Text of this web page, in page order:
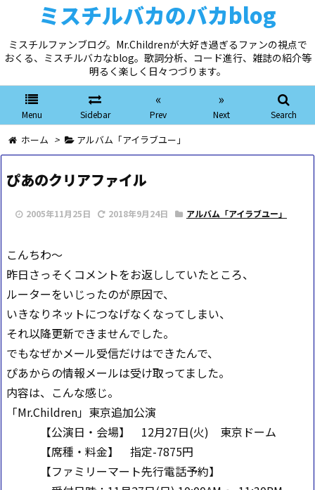
ミスチルバカのバカblog
ミスチルファンブログ。Mr.Childrenが大好き過ぎるファンの視点で
おくる、ミスチルバカなblog。歌詞分析、コード進行、雑誌の紹介等
明るく楽しく日々つづります。
Menu Sidebar
«
Prev
»
Next Search
ホーム > アルバム「アイラブユー」
ぴあのクリアファイル
2005年11月25日 2018年9月24日 アルバム「アイラブユー」
こんちわ～
昨日さっそくコメントをお返ししていたところ、
ルーターをいじったのが原因で、
いきなりネットにつなげなくなってしまい、
それ以降更新できませんでした。
でもなぜかメール受信だけはできたんで、
ぴあからの情報メールは受け取ってました。
内容は、こんな感じ。
「Mr.Children」東京追加公演
【公演日・会場】 12月27日(火) 東京ドーム
【席種・料金】 指定-7875円
【ファミリーマート先行電話予約】